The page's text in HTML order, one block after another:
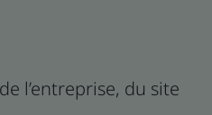
l’entreprise, du site